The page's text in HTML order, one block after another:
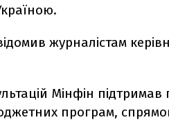
журналістам
Мінфін
програм,